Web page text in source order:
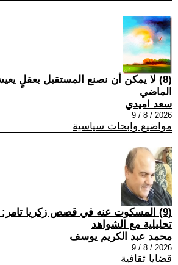
(8) لا يمكن أن نصنع المستقبل بعقلٍ
الماضي
سعد اميدي
2026 / 8 / 9
مواضيع وابحاث سياسية
(9) المسكوت عنه في قصص زكريا
تحليلية مع الشواهد
محمد عبد الكريم يوسف
2026 / 8 / 9
قضايا ثقافية